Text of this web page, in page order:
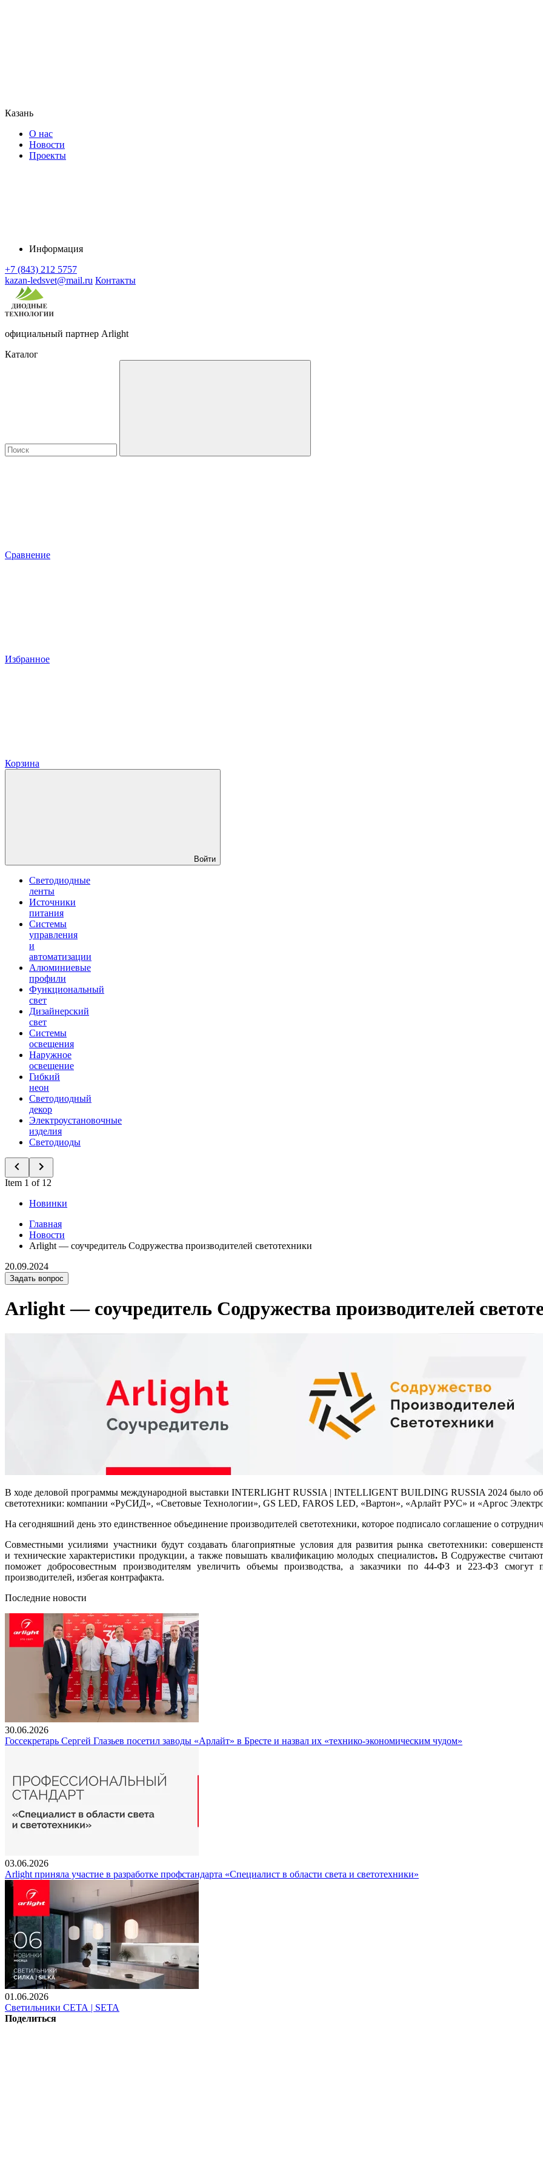
Казань
О нас
Новости
Проекты
Информация
+7 (843) 212 5757
kazan-ledsvet@mail.ru Контакты
официальный партнер Arlight
Каталог
Сравнение
Избранное
Корзина
Войти
Светодиодные
ленты
Источники
питания
Системы
управления
и
автоматизации
Алюминиевые
профили
Функциональный
свет
Дизайнерский
свет
Системы
освещения
Наружное
освещение
Гибкий
неон
Светодиодный
декор
Электроустановочные
изделия
Светодиоды
Item 1 of 12
Новинки
Главная
Новости
Arlight — соучредитель Содружества производителей светотехники
20.09.2024
Задать вопрос
Arlight — соучредитель Содружества производителей
В ходе деловой программы международной выставки INTERLIGHT RUSSIA | INTELLIGENT BUILDING RUSSIA 2024 было
светотехники: компании «РуСИД», «Световые Технологии», GS LED, FAROS LED, «Вартон», «Арлайт РУС» и «Аргос
На сегодняшний день это единственное объединение производителей светотехники, которое подписало соглашение о
Совместными усилиями участники будут создавать благоприятные условия для развития рынка светотехники:
и технические характеристики продукции, а также повышать квалификацию молодых специалистов. В Содружестве
поможет добросовестным производителям увеличить объемы производства, а заказчики по 44-ФЗ и 223-ФЗ смогут
производителей, избегая контрафакта.
Последние новости
30.06.2026
Госсекретарь Сергей Глазьев посетил заводы «Арлайт» в Бресте и назвал их «технико-экономическим чудом»
03.06.2026
Arlight приняла участие в разработке профстандарта «Специалист в области света и светотехники»
01.06.2026
Светильники СЕТА | SETA
Поделиться